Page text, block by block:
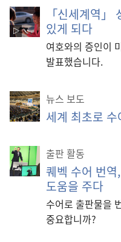
「신세계역」
있게 되다
여호와의 증인이
발표했습니다.
뉴스 보도
세계 최초로
출판 활동
퀘벡 수어 번
도움을 주다
수어로 출판물을
중요합니까?